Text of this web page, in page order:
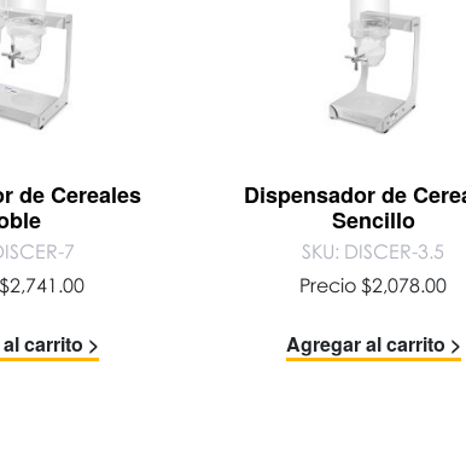
de Cereales
7
$2,741.00
carrito >
Dispensador de
Sencillo
SKU: DISCER-3.5
Precio $2,078.00
Agregar al carrito >